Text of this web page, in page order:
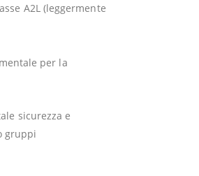
A2L (leggermente
per la
sicurezza e
gruppi